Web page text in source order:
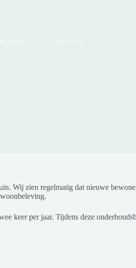
Wij zien regelmatig dat nieuwe
keer per jaar. Tijdens deze